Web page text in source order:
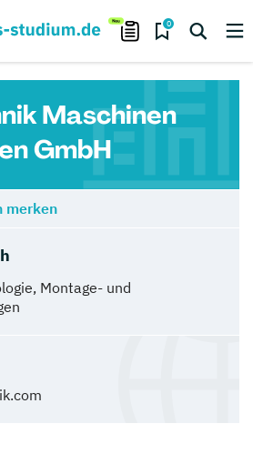
0
Maschinen
GmbH
Montage- und
merken